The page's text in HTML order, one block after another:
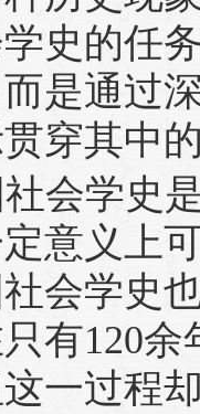
史的任
是通过
穿其中
会学史
意义上
会学史
有120
一过程